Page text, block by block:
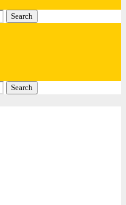
Search
Search